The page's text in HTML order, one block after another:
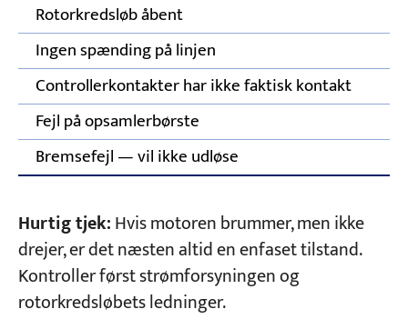
Rotorkredsløb åbent
Ingen spænding på linjen
Controllerkontakter har ikke faktisk kontakt
Fejl på opsamlerbørste
Bremsefejl — vil ikke udløse
Hurtig tjek:Hvis motoren brummer, men ikke
drejer, er det næsten altid en enfaset tilstand.
Kontroller først strømforsyningen og
rotorkredsløbets ledninger.